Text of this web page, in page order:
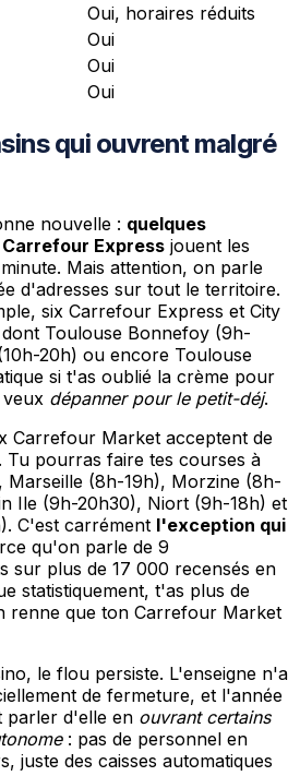
Oui, horaires réduits
Oui
Oui
Oui
qui ouvrent malgré
nouvelle : quelques
Express jouent les
Mais attention, on parle
d'adresses sur tout le territoire.
six Carrefour Express et City
Toulouse Bonnefoy (9h-
20h) ou encore Toulouse
si t'as oublié la crème pour
dépanner pour le petit-déj.
Carrefour Market acceptent de
pourras faire tes courses à
(8h-19h), Morzine (8h-
Ile (9h-20h30), Niort (9h-18h) et
C'est carrément l'exception qui
qu'on parle de 9
sur plus de 17 000 recensés en
statistiquement, t'as plus de
renne que ton Carrefour Market
le flou persiste. L'enseigne n'a
de fermeture, et l'année
parler d'elle en ouvrant certains
: pas de personnel en
juste des caisses automatiques